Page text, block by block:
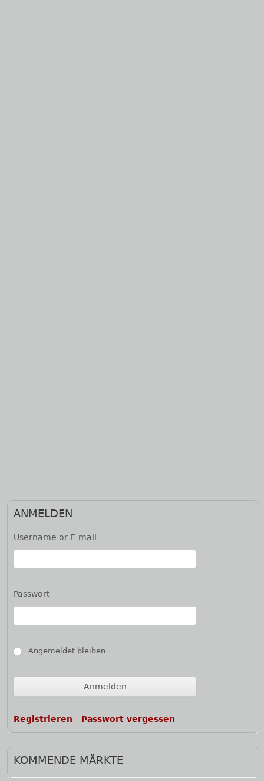
Haupt-
ANMELDEN
Username or E-mail
Passwort
Angemeldet bleiben
Registrieren Passwort vergessen
KOMMENDE MÄRKTE